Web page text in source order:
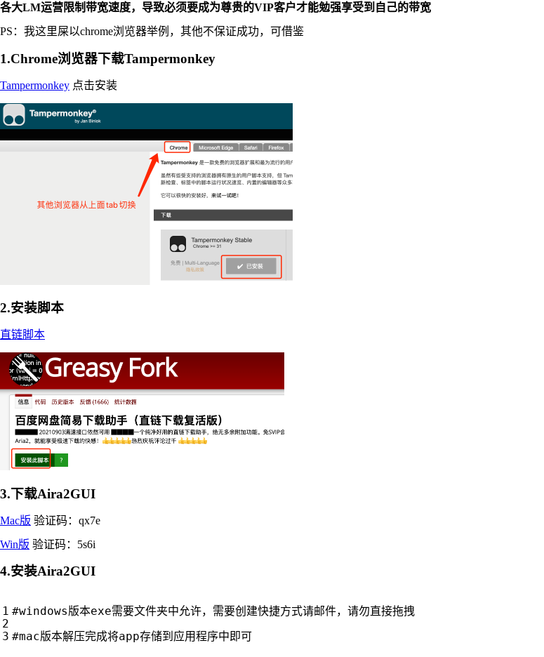
各大LM运营限制带宽速度，导致必须要成为尊贵的VIP客户才能勉强享受到自己的带宽
PS：我这里屎以chrome浏览器举例，其他不保证成功，可借鉴
1.Chrome浏览器下载Tampermonkey
Tampermonkey 点击安装
2.安装脚本
直链脚本
3.下载Aira2GUI
Mac版 验证码：qx7e
Win版 验证码：5s6i
4.安装Aira2GUI
#windows版本exe需要文件夹中允许，需要创建快捷方式请邮件，请勿直接拖拽
#mac版本解压完成将app存储到应用程序中即可